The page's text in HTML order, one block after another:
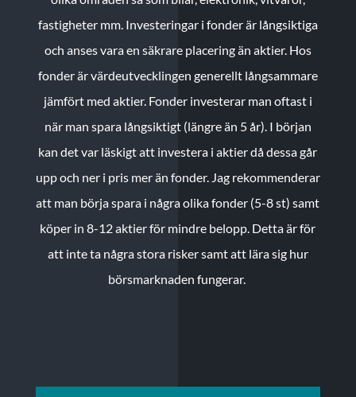
fastigheter mm. Investeringar i fonder är långsiktiga
och anses vara en säkrare placering än aktier. Hos
fonder är värdeutvecklingen generellt långsammare
jämfört med aktier. Fonder investerar man oftast i
när man spara långsiktigt (längre än 5 år). I början
kan det var läskigt att investera i aktier då dessa går
upp och ner i pris mer än fonder. Jag rekommenderar
att man börja spara i några olika fonder (5-8 st) samt
köper in 8-12 aktier för mindre belopp. Detta är för
att inte ta några stora risker samt att lära sig hur
börsmarknaden fungerar.